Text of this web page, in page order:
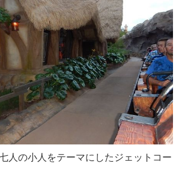
人の小人をテーマにしたジェットコー